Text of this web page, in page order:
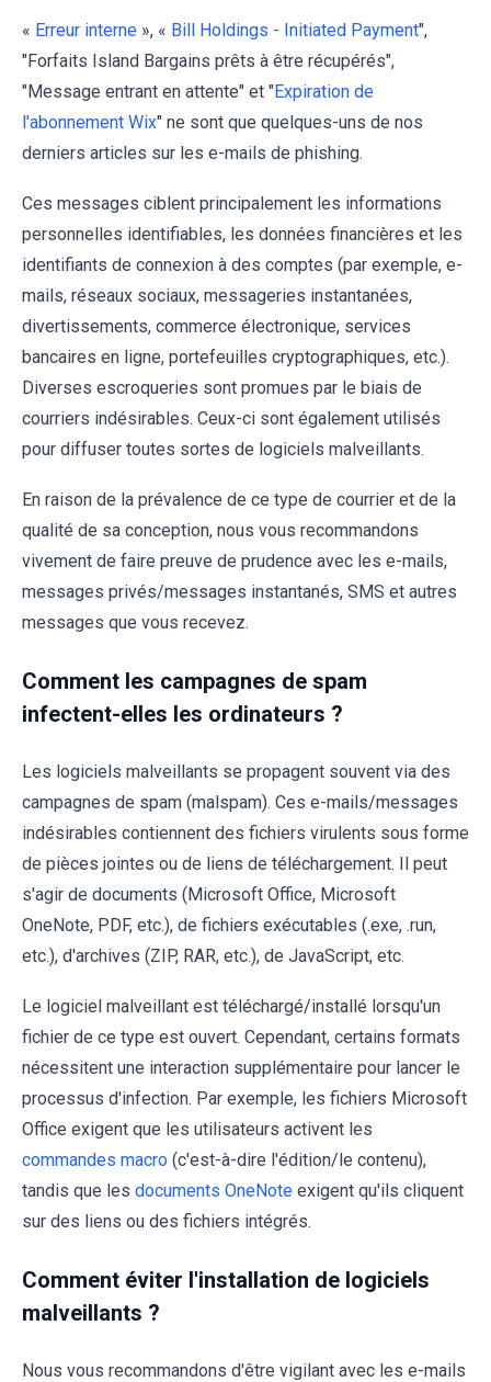
« Erreur interne », « Bill Holdings - Initiated Payment",
"Forfaits Island Bargains prêts à être récupérés",
"Message entrant en attente" et "Expiration de
l'abonnement Wix" ne sont que quelques-uns de nos
derniers articles sur les e-mails de phishing.
Ces messages ciblent principalement les informations
personnelles identifiables, les données financières et les
identifiants de connexion à des comptes (par exemple, e-
mails, réseaux sociaux, messageries instantanées,
divertissements, commerce électronique, services
bancaires en ligne, portefeuilles cryptographiques, etc.).
Diverses escroqueries sont promues par le biais de
courriers indésirables. Ceux-ci sont également utilisés
pour diffuser toutes sortes de logiciels malveillants.
En raison de la prévalence de ce type de courrier et de la
qualité de sa conception, nous vous recommandons
vivement de faire preuve de prudence avec les e-mails,
messages privés/messages instantanés, SMS et autres
messages que vous recevez.
Comment les campagnes de spam
infectent-elles les ordinateurs ?
Les logiciels malveillants se propagent souvent via des
campagnes de spam (malspam). Ces e-mails/messages
indésirables contiennent des fichiers virulents sous forme
de pièces jointes ou de liens de téléchargement. Il peut
s'agir de documents (Microsoft Office, Microsoft
OneNote, PDF, etc.), de fichiers exécutables (.exe, .run,
etc.), d'archives (ZIP, RAR, etc.), de JavaScript, etc.
Le logiciel malveillant est téléchargé/installé lorsqu'un
fichier de ce type est ouvert. Cependant, certains formats
nécessitent une interaction supplémentaire pour lancer le
processus d'infection. Par exemple, les fichiers Microsoft
Office exigent que les utilisateurs activent les
commandes macro (c'est-à-dire l'édition/le contenu),
tandis que les documents OneNote exigent qu'ils cliquent
sur des liens ou des fichiers intégrés.
Comment éviter l'installation de logiciels
malveillants ?
Nous vous recommandons d'être vigilant avec les e-mails